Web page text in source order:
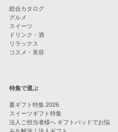
総合カタログ
グルメ
スイーツ
ドリンク・酒
リラックス
コスメ・美容
特集で選ぶ
夏ギフト特集 2026
スイーツギフト特集
法人ご担当者様へ ギフトパッドでお悩
みを解決！法人ギフト